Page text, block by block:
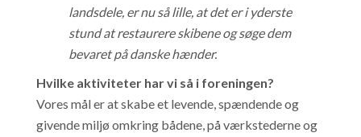
landsdele, er nu så lille, at det er i yderste
stund at restaurere skibene og søge dem
bevaret på danske hænder.
Hvilke aktiviteter har vi så i foreningen?
Vores mål er at skabe et levende, spændende og
givende miljø omkring bådene, på værkstederne og